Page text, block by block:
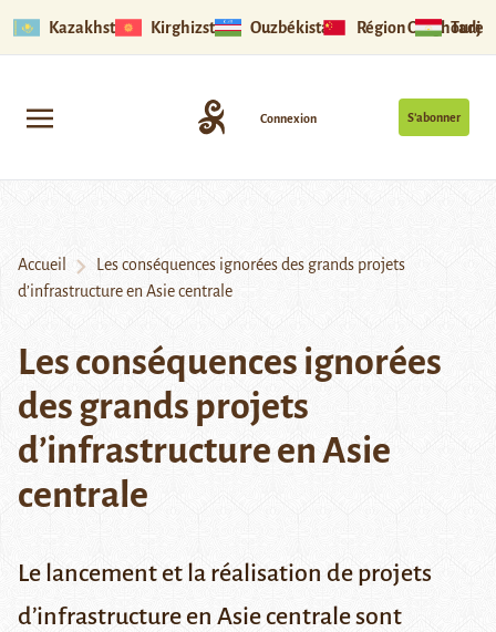
Kazakhstan Kirghizstan Ouzbékistan Région Ouïghoure
S’abonner
Connexion
Accueil
Les conséquences ignorées des grands projets
d’infrastructure en Asie centrale
Les conséquences ignorées
des grands projets
d’infrastructure en Asie
centrale
Le lancement et la réalisation de projets
d’infrastructure en Asie centrale sont